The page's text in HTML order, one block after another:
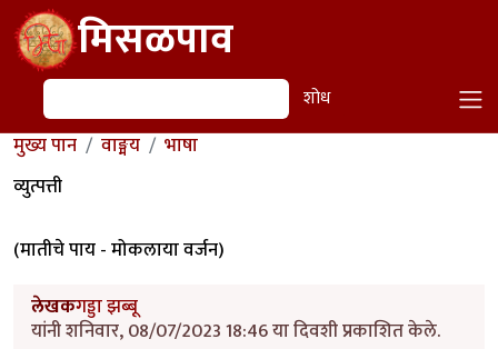
Skip to main contentमिसळपाव
शोध शोध
मुख्य पान वाङ्मय
भाषा
व्युत्पत्ती
(मातीचे पाय - मोकलाया वर्जन)
लेखकगड्डा झब्बू
यांनी शनिवार, 08/07/2023 18:46 या दिवशी प्रकाशित केले.